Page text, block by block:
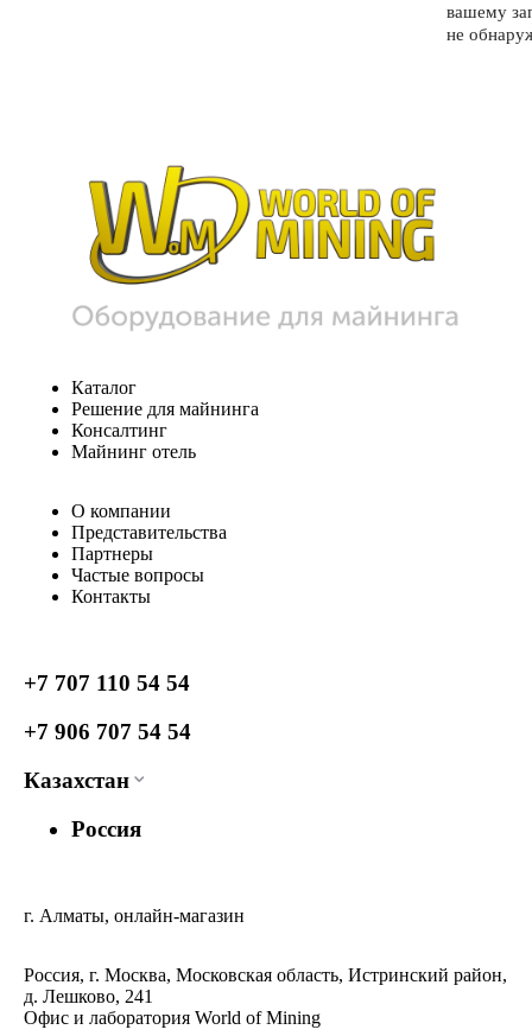
вашему
не
Каталог
Решение для майнинга
Консалтинг
Майнинг отель
О компании
Представительства
Партнеры
Частые вопросы
Контакты
+7 707 110 54 54
+7 906 707 54 54
Казахстан
Россия
г. Алматы, онлайн-магазин
Россия, г. Москва, Московская область, Истринский район,
д. Лешково, 241
Офис и лаборатория World of Mining